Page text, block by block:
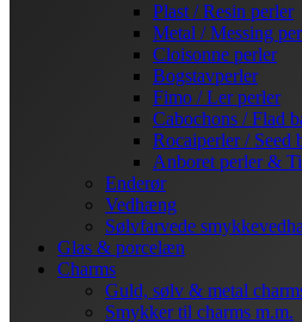
Plast / Resin perler
Metal / Messing
Cloisonne perler
Bogstavperler
Fimo / Ler perler
Cabochons / Flad
Rocaiperler / Seed
Anboret perler &
Enderør
Vedhæng
Sølvfarvede
Glas & porcelæn
Charms
Guld, sølv & metal
Smykker til charms m.m.